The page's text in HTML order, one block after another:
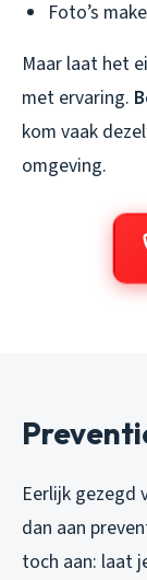
Foto’s
Maar laat het
met ervaring.
kom vaak
omgeving.
Eerlijk gezegd
dan aan
toch aan: laat